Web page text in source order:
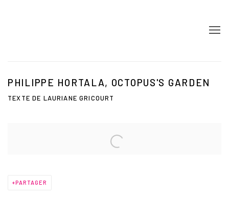
PHILIPPE HORTALA, OCTOPUS'S GARDEN
TEXTE DE LAURIANE GRICOURT
PARTAGER